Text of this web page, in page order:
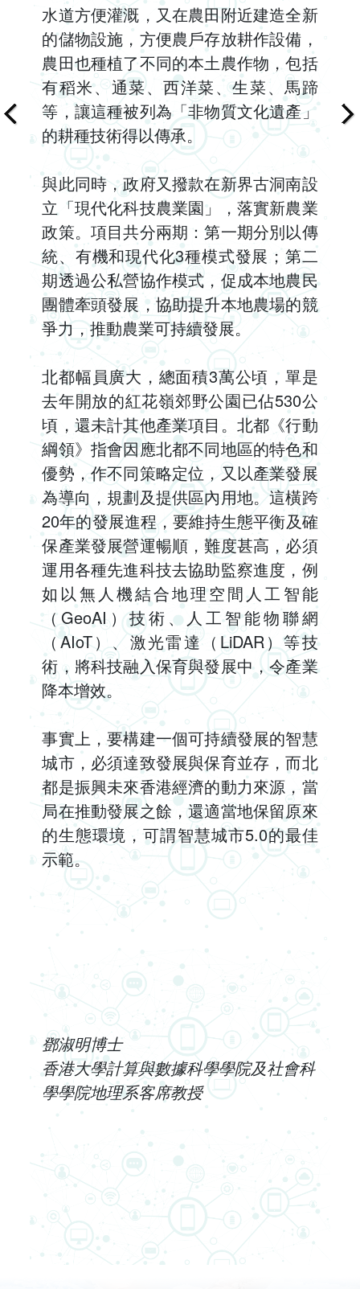
水道方便灌溉，又在農田附近建造全新
的儲物設施，方便農戶存放耕作設備，
農田也種植了不同的本土農作物，包括
有稻米、通菜、西洋菜、生菜、馬蹄
等，讓這種被列為「非物質文化遺產」
的耕種技術得以傳承。
與此同時，政府又撥款在新界古洞南設
立「現代化科技農業園」，落實新農業
政策。項目共分兩期：第一期分別以傳
統、有機和現代化3種模式發展；第二
期透過公私營協作模式，促成本地農民
團體牽頭發展，協助提升本地農場的競
爭力，推動農業可持續發展。
北都幅員廣大，總面積3萬公頃，單是
去年開放的紅花嶺郊野公園已佔530公
頃，還未計其他產業項目。北都《行動
綱領》指會因應北都不同地區的特色和
優勢，作不同策略定位，又以產業發展
為導向，規劃及提供區內用地。這橫跨
20年的發展進程，要維持生態平衡及確
保產業發展營運暢順，難度甚高，必須
運用各種先進科技去協助監察進度，例
如以無人機結合地理空間人工智能
（GeoAI）技術、人工智能物聯網
（AIoT）、激光雷達（LiDAR）等技
術，將科技融入保育與發展中，令產業
降本增效。
事實上，要構建一個可持續發展的智慧
城市，必須達致發展與保育並存，而北
都是振興未來香港經濟的動力來源，當
局在推動發展之餘，還適當地保留原來
的生態環境，可謂智慧城市5.0的最佳
示範。
鄧淑明博士
香港大學計算與數據科學學院及社會科
學學院地理系客席教授